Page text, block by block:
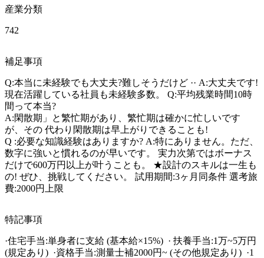
産業分類
742
補足事項
Q:本当に未経験でも大丈夫?難しそうだけど ·· A:大丈夫です!
現在活躍している社員も未経験多数。 Q:平均残業時間10時
間って本当?
A:閑散期」と繁忙期があり、繁忙期は確かに忙しいです
が、その 代わり閑散期は早上がりできることも!
Q :必要な知識経験はありますか? A:特にありません。ただ、
数字に強いと慣れるのが早いです。 実力次第ではボーナス
だけで600万円以上が叶うことも。 ★設計のスキルは一生も
の! ぜひ、挑戦してください。 試用期間:3ヶ月同条件 選考旅
費:2000円上限
特記事項
·住宅手当:単身者に支給 (基本給×15%)  · 扶養手当:1万~5万円
(規定あり)  ·資格手当:測量士補2000円~ (その他規定あり)  ·1